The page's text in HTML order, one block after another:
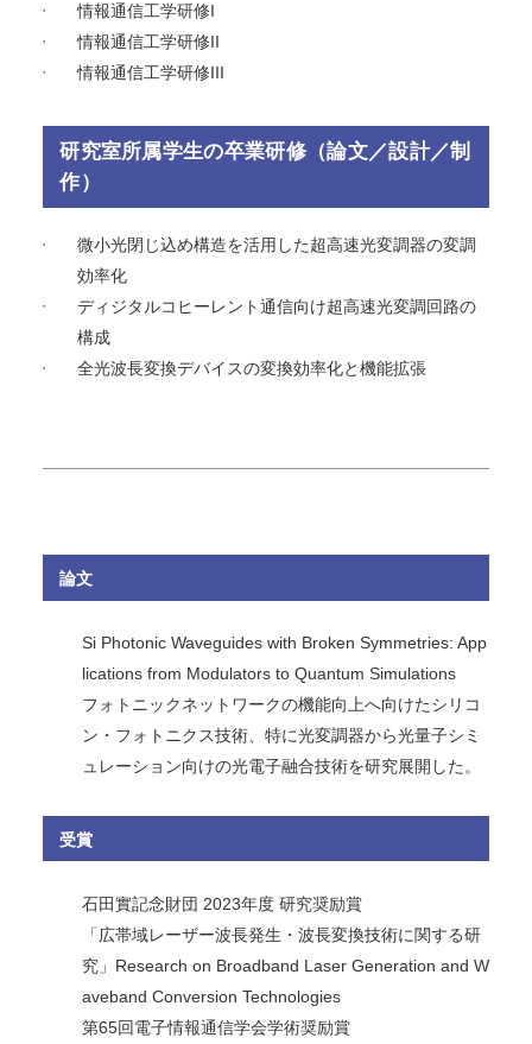
情報通信工学研修I
情報通信工学研修II
情報通信工学研修III
研究室所属学生の卒業研修（論文／設計／制
作）
微小光閉じ込め構造を活用した超高速光変調器の変調
効率化
ディジタルコヒーレント通信向け超高速光変調回路の
構成
全光波長変換デバイスの変換効率化と機能拡張
論文
Si Photonic Waveguides with Broken Symmetries: App
lications from Modulators to Quantum Simulations
フォトニックネットワークの機能向上へ向けたシリコ
ン・フォトニクス技術、特に光変調器から光量子シミ
ュレーション向けの光電子融合技術を研究展開した。
受賞
石田實記念財団 2023年度 研究奨励賞
「広帯域レーザー波長発生・波長変換技術に関する研
究」Research on Broadband Laser Generation and W
aveband Conversion Technologies
第65回電子情報通信学会学術奨励賞